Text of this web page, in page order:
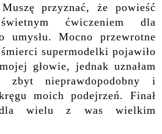
przyznać, że powieść
ćwiczeniem dla
umysłu. Mocno przewrotne
supermodelki pojawiło
głowie, jednak uznałam
zbyt nieprawdopodobny i
moich podejrzeń. Finał
wielu z was wielkim